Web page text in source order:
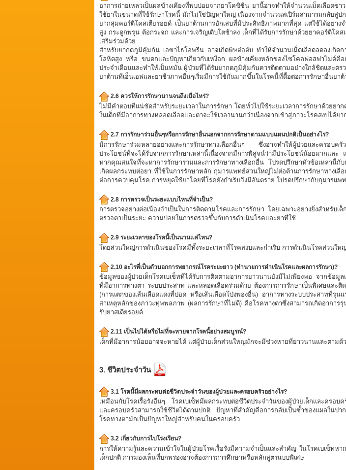
อาการถ่ายเหลวเป็นผลข้างเคียงที่พบบ่อยจากยาโคชิซีน ยานี้อาจทำให้จำนวนเม็ดเลือดข
ใช้ยาในขนาดที่ใช้รักษาโรคนี้ มักไม่ใช่ปัญหาใหญ่ เนื่องจากจำนวนสเปิร์มสามารถกลับสู่ป
ยากลุ่มคอร์ติโคสเตียรอยด์ เป็นยาต้านการอักเสบที่มีประสิทธิภาพมากที่สุด แต่ใช้ได้อย่าง
สูง กระดูกพรุน ต้อกระจก และการเจริญเติบโตช้าลง เด็กที่ได้รับการรักษาด้วยยาคอร์ติโค
เสริมร่วมด้วย
สำหรับยากดภูมิคุ้มกัน เอซาไธโอพรีน อาจเกิดพิษต่อตับ ทำให้จำนวนเม็ดเลือดลดลงเกิ
โลหิตสูง หรือ ขนดกและปัญหาเกี่ยวกับเหงือก ผลข้างเคียงหลักของไซโคลฟอสฟาไมด์คื
ประจำเดือนและทำให้เป็นหมัน ผู้ป่วยที่ได้รับยากดภูมิคุ้มกันควรติดตามอย่างใกล้ชิดและตร
ยาต้านทีเอ็นเอฟและยาชีวภาพอื่นๆเริ่มมีการใช้กันมากขึ้นในโรคนี้ที่ดื้อต่อการรักษาอื่นยา
2.6 ควรให้การรักษานานจนถึงเมื่อไหร่?
ไม่มีคำตอบที่แน่ชัดสำหรับระยะเวลาในการรักษา โดยทั่วไปใช้ระยะเวลาการรักษาด้วยย
ในเด็กที่มีอาการทางหลอดเลือดและตาจะใช้เวลานานกว่าเนื่องจากเข้าสู่ภาวะโรคสงบไ
2.7 การรักษาร่วมอื่นๆหรือการรักษาอื่นนอกจากการรักษาตามแบบแผนปกติเป็นอย่างไร?
มีการรักษาร่วมหลายอย่างและการรักษาทางเลือกอื่นๆ ซึ่งอาจทำให้ผู้ป่วยและครอบค
ประโยชน์ที่จะได้รับจากการรักษาเหล่านี้เนื่องจากมีการพิสูจน์ว่ามีประโยชน์น้อยมากและ
หากคุณสนใจที่จะหาการรักษาร่วมและการรักษาทางเลือกอื่น โปรดปรึกษาหัวข้อเหล่านี้
เกิดผลกระทบต่อยา ที่ใช้ในการรักษาหลัก กุมารแพทย์ส่วนใหญ่ไม่ต่อต้านการรักษาทาง
ต่อการควบคุมโรค การหยุดใช้ยาโดยที่โรคยังกำเริบจึงมีอันตราย โปรดปรึกษากับกุมารแ
2.8 การตรวจเป็นระยะแบบไหนที่จำเป็น?
การตรวจอย่างต่อเนื่องจำเป็นในการติดตามโรคและการรักษา โดยเฉพาะอย่างยิ่งสำหรั
ตรวจตาเป็นระยะ ความบ่อยในการตรวจขึ้นกับการดำเนินโรคและยาที่ใช้
2.9 ระยะเวลาของโรคนี้เป็นนานแค่ไหน?
โดยส่วนใหญ่การดำเนินของโรคมีทั้งระยะเวลาที่โรคสงบและกำเริบ การดำเนินโรคส่วนให
2.10 อะไรที่เป็นตัวบอกการพยากรณ์โรคระยะยาว (ทำนายการดำเนินโรคและผลการรักษา)?
ข้อมูลของผู้ป่วยเด็กโรคเบเช็ทที่ได้รับการติดตามอาการยาวนานยังมีไม่เพียงพอ จากข้อมู
ที่มีอาการทางตา ระบบประสาท และหลอดเลือดร่วมด้วย ต้องการการรักษาเป็นพิเศษแล
(การแตกของเส้นเลือดแดงที่ปอด หรือเส้นเลือดโป่งพองอื่น) อาการทางระบบประสาทที่
สาเหตุหลักของภาวะทุพพลภาพ (ผลการรักษาที่ไม่ดี) คือโรคทางตาซึ่งสามารถเกิดอาการ
รับยาสเตียรอยด์
2.11 เป็นไปได้หรือไม่ที่จะหายจากโรคนี้อย่างสมบูรณ์?
เด็กที่มีอาการน้อยอาจจะหายได้ แต่ผู้ป่วยเด็กส่วนใหญ่มักจะมีช่วงหายที่ยาวนานและตามด้ว
3. ชีวิตประจำวัน
3.1 โรคนี้มีผลกระทบต่อชีวิตประจำวันของผู้ป่วยและครอบครัวอย่างไร?
เหมือนกับโรคเรื้อรังอื่นๆ โรคเบเช็ทมีผลกระทบต่อชีวิตประจำวันของผู้ป่วยเด็กและครอ
และครอบครัวสามารถใช้ชีวิตได้ตามปกติ ปัญหาที่สำคัญคือการกลับเป็นซ้ำของแผลในป
โรคทางตามักเป็นปัญหาใหญ่สำหรับคนในครอบครัว
3.2 เกี่ยวกับการไปโรงเรียน?
การให้ความรู้และความเข้าใจในผู้ป่วยโรคเรื้อรังมีความจำเป็นและสำคัญ ในโรคเบเช็ท
เด็กปกติ การมองเห็นที่บกพร่องอาจต้องการการศึกษาหรือหลักสูตรแบบพิเศษ